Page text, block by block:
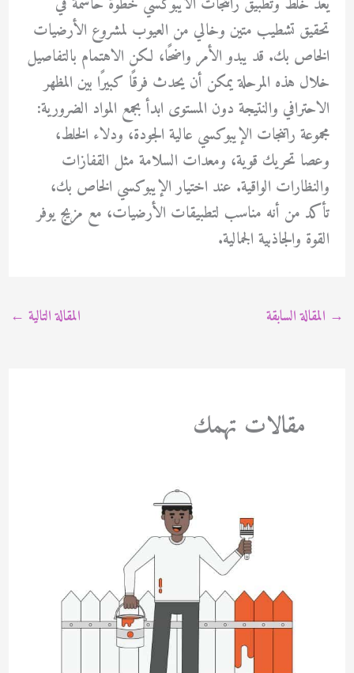
تحقيق تشطيب متين وخالي من العيوب لمشروع الأرضيات
الخاص بك. قد يبدو الأمر واضحًا، لكن الاهتمام بالتفاصيل
خلال هذه المرحلة يمكن أن يحدث فرقًا كبيرًا بين المظهر
الاحترافي والنتيجة دون المستوى ابدأ بجمع المواد الضرورية:
مجموعة راتنجات الإيبوكسي عالية الجودة، ودلاء الخلط،
وعصا تحريك قوية، ومعدات السلامة مثل القفازات
والنظارات الواقية. عند اختيار الإيبوكسي الخاص بك،
تأكد من أنه مناسب لتطبيقات الأرضيات، مع مزيج يوفر
القوة والجاذبية الجمالية.
→ المقالة السابقة المقالة التالية ←
مقالات تهمك